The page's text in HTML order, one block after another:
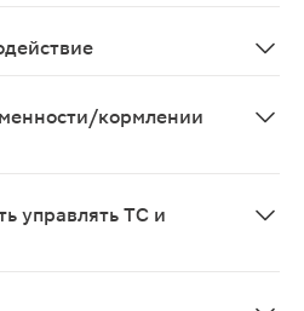
кормлении
управлять ТС и